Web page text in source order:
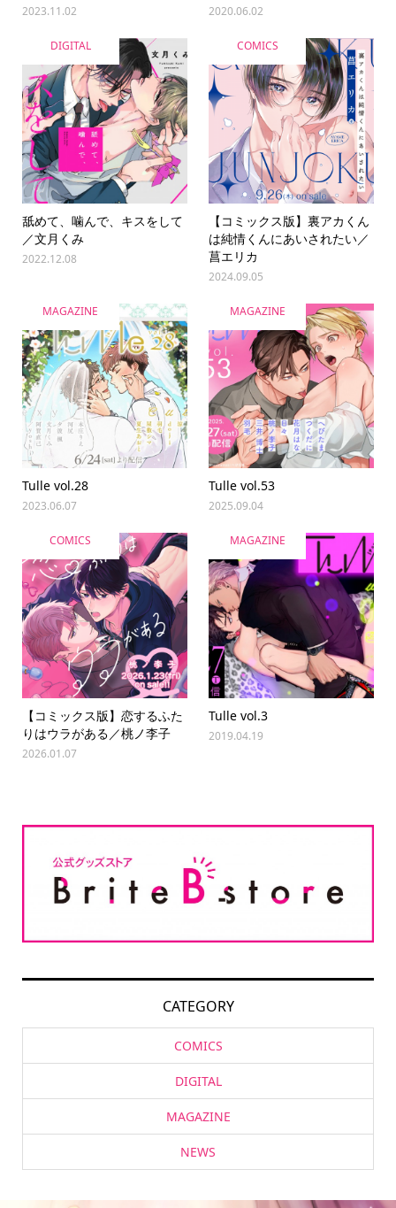
2023.11.02 2020.06.02
DIGITAL
舐めて、噛んで、キスをして
／文月くみ
2022.12.08
COMICS
【コミックス版】裏アカくん
は純情くんにあいされたい／
菖エリカ
2024.09.05
MAGAZINE
Tulle vol.28
2023.06.07
MAGAZINE
Tulle vol.53
2025.09.04
COMICS
【コミックス版】恋するふた
りはウラがある／桃ノ李子
2026.01.07
MAGAZINE
Tulle vol.3
2019.04.19
CATEGORY
COMICS
DIGITAL
MAGAZINE
NEWS